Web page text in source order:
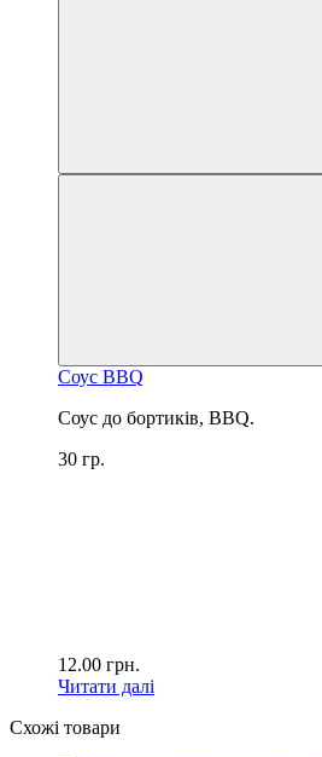
Соус BBQ
Соус до бортиків, BBQ.
30 гр.
12.00 грн.
Читати далі
Схожі товари